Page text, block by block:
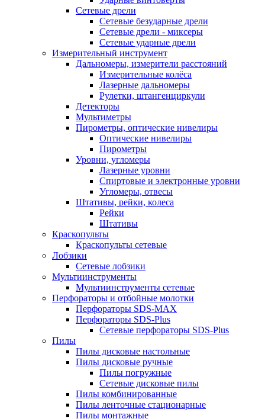
Сетевые дрели
Сетевые безударные дрели
Сетевые дрели - миксеры
Сетевые ударные дрели
Измерительный инструмент
Дальномеры, измерители расстояний
Измерительные колёса
Лазерные дальномеры
Рулетки, штангенциркули
Детекторы
Мультиметры
Пирометры, оптические нивелиры
Оптические нивелиры
Пирометры
Уровни, угломеры
Лазерные уровни
Спиртовые и электронные уровни
Угломеры, отвесы
Штативы, рейки, колеса
Рейки
Штативы
Краскопульты
Краскопульты сетевые
Лобзики
Сетевые лобзики
Мультиинструменты
Мультиинструменты сетевые
Перфораторы и отбойные молотки
Перфораторы SDS-MAX
Перфораторы SDS-Plus
Сетевые перфораторы SDS-Plus
Пилы
Пилы дисковые настольные
Пилы дисковые ручные
Пилы погружные
Сетевые дисковые пилы
Пилы комбинированные
Пилы ленточные стационарные
Пилы монтажные